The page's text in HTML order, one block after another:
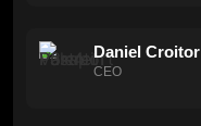
Daniel Croitor
CEO